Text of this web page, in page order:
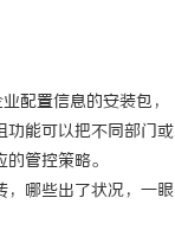
配置信息的安装包，
功能可以把不同部门或
管控策略。
，哪些出了状况，一眼